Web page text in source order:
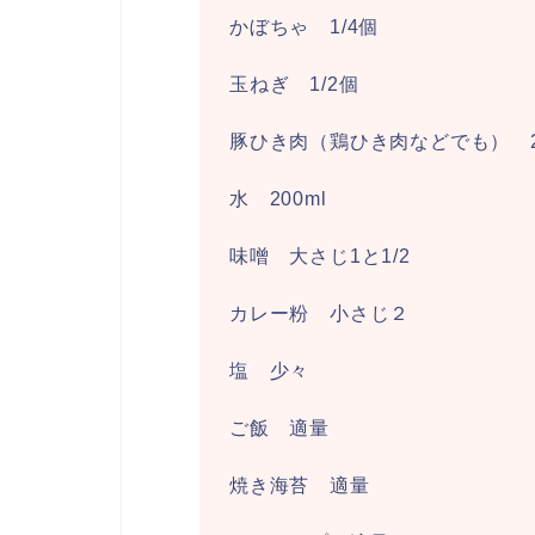
かぼちゃ 1/4個
玉ねぎ 1/2個
豚ひき肉（鶏ひき肉などでも）
水 200ml
味噌 大さじ1と1/2
カレー粉 小さじ２
塩 少々
ご飯 適量
焼き海苔 適量